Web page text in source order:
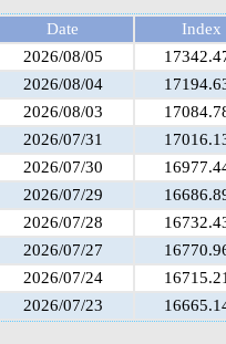
Date
Index
2026/08/05
2026/08/04
2026/08/03
2026/07/31
2026/07/30
2026/07/29
2026/07/28
2026/07/27
2026/07/24
2026/07/23